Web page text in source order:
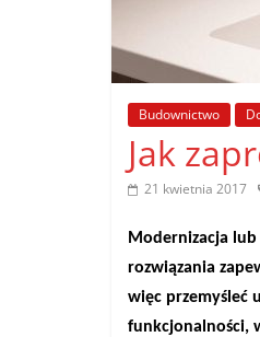
porady
i
wskazówki
poradniki
na
każdy
Budownictwo
Jak
21 kwietnia 2017
Modernizacja
rozwiązania
więc przemyśleć
funkcjonalności,